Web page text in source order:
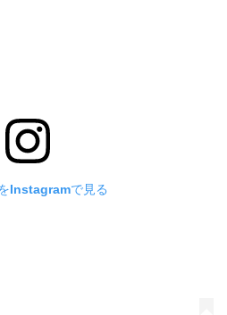
Instagramで見る